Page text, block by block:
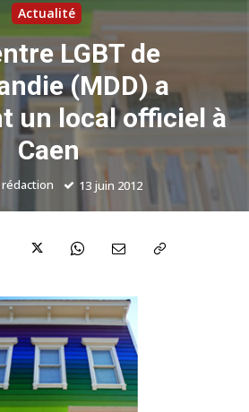
Actualité
LGBT de
(MDD) a
un local officiel à
Caen
rédaction 13 juin 2012